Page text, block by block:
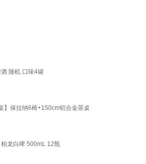
随机 口味4罐
】保拉纳6椅+150cm铝合金茶桌
龙白啤 500mL 12瓶